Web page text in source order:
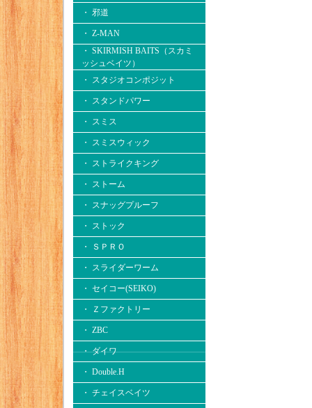
・ 邪道
・ Z-MAN
・ SKIRMISH BAITS（スカミ
ッシュベイツ）
・ スタジオコンポジット
・ スタンドパワー
・ スミス
・ スミスウィック
・ ストライクキング
・ ストーム
・ スナッグプルーフ
・ ストック
・ ＳＰＲＯ
・ スライダーワーム
・ セイコー(SEIKO)
・ Ｚファクトリー
・ ZBC
・ ダイワ
・ Double.H
・ チェイスベイツ